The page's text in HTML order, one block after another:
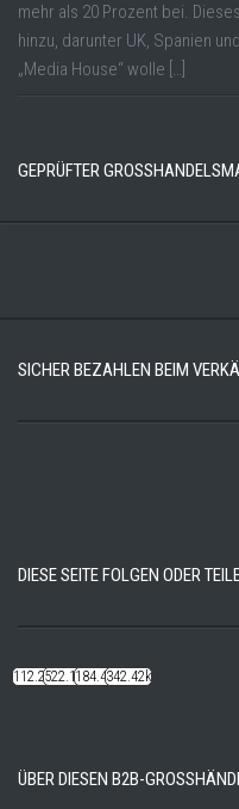
mehr als 20 Prozent bei.
hinzu, darunter UK, Spanien
„Media House“ wolle […]
GEPRÜFTER
SICHER BEZAHLEN BEIM
DIESE SEITE FOLGEN ODER
112.22k522.14k184.48k342.42k
ÜBER DIESEN B2B-